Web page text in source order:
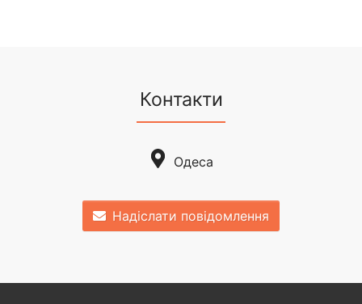
Контакти
Одеса
Надіслати повідомлення